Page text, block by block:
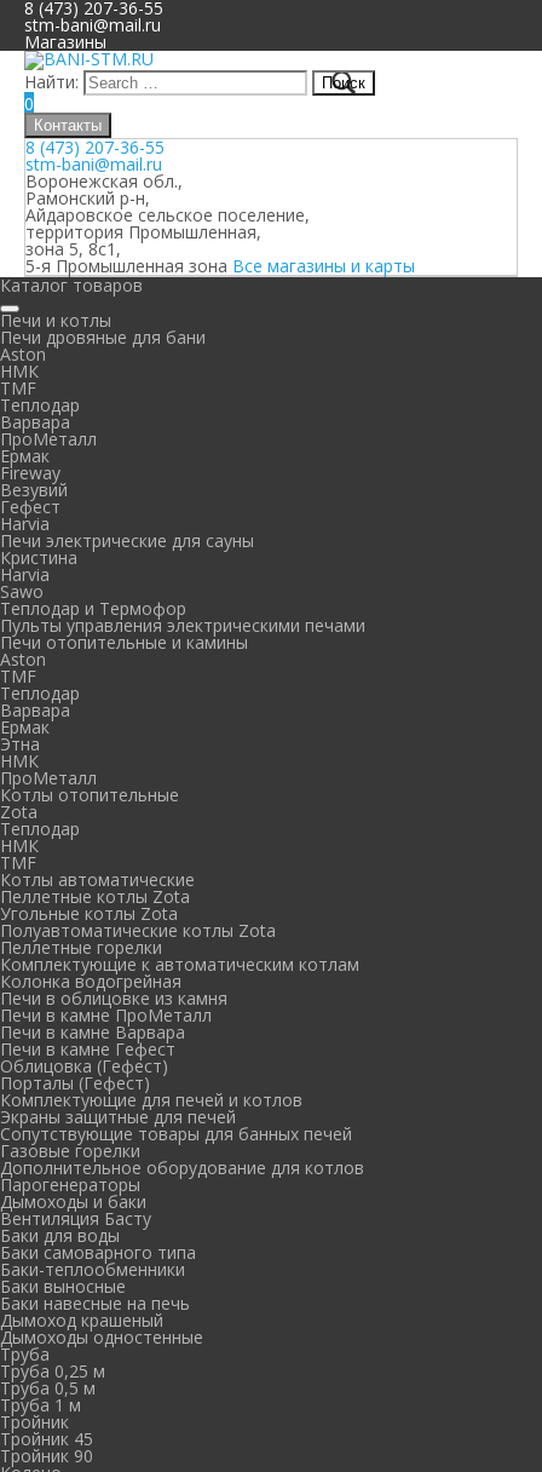
8 (473) 207-36-55
stm-bani@mail.ru
Магазины
Найти:
0
Контакты
8 (473) 207-36-55
stm-bani@mail.ru
Воронежская обл.,
Рамонский р-н,
Айдаровское сельское поселение,
территория Промышленная,
зона 5, 8с1,
5-я Промышленная зона Все магазины и карты
Каталог товаров
Печи и котлы
Печи дровяные для бани
Aston
НМК
TMF
Теплодар
Варвара
ПроМеталл
Ермак
Fireway
Везувий
Гефест
Harvia
Печи электрические для сауны
Кристина
Harvia
Sawo
Теплодар и Термофор
Пульты управления электрическими печами
Печи отопительные и камины
Aston
TMF
Теплодар
Варвара
Ермак
Этна
НМК
ПроМеталл
Котлы отопительные
Zota
Теплодар
НМК
TMF
Котлы автоматические
Пеллетные котлы Zota
Угольные котлы Zota
Полуавтоматические котлы Zota
Пеллетные горелки
Комплектующие к автоматическим котлам
Колонка водогрейная
Печи в облицовке из камня
Печи в камне ПроМеталл
Печи в камне Варвара
Печи в камне Гефест
Облицовка (Гефест)
Порталы (Гефест)
Комплектующие для печей и котлов
Экраны защитные для печей
Сопутствующие товары для банных печей
Газовые горелки
Дополнительное оборудование для котлов
Парогенераторы
Дымоходы и баки
Вентиляция Басту
Баки для воды
Баки самоварного типа
Баки-теплообменники
Баки выносные
Баки навесные на печь
Дымоход крашеный
Дымоходы одностенные
Труба
Труба 0,25 м
Труба 0,5 м
Труба 1 м
Тройник
Тройник 45
Тройник 90